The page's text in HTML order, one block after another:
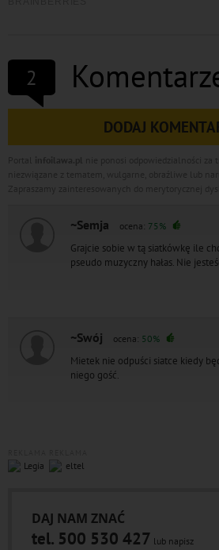
2
DODAJ
~Semja ocena: 75%
Grajcie sobie w tą siatkówkę ile
pseudo muzyczny hałas. Nie
~Swój ocena: 50%
Mietek nie odpuści siatce kiedy
niego gość.
DAJ NAM ZNAĆ
tel. 500 530 427 lub napisz